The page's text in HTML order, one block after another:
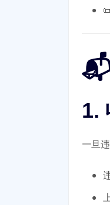
1.
一旦